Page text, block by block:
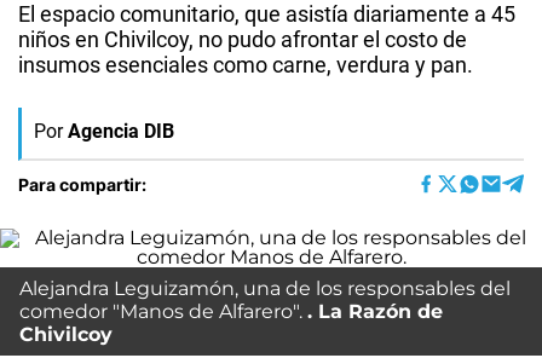
El espacio comunitario, que asistía diariamente a 45
niños en Chivilcoy, no pudo afrontar el costo de
insumos esenciales como carne, verdura y pan.
Por Agencia DIB
Para compartir:
Alejandra Leguizamón, una de los responsables del
comedor "Manos de Alfarero".
La Razón de
Chivilcoy